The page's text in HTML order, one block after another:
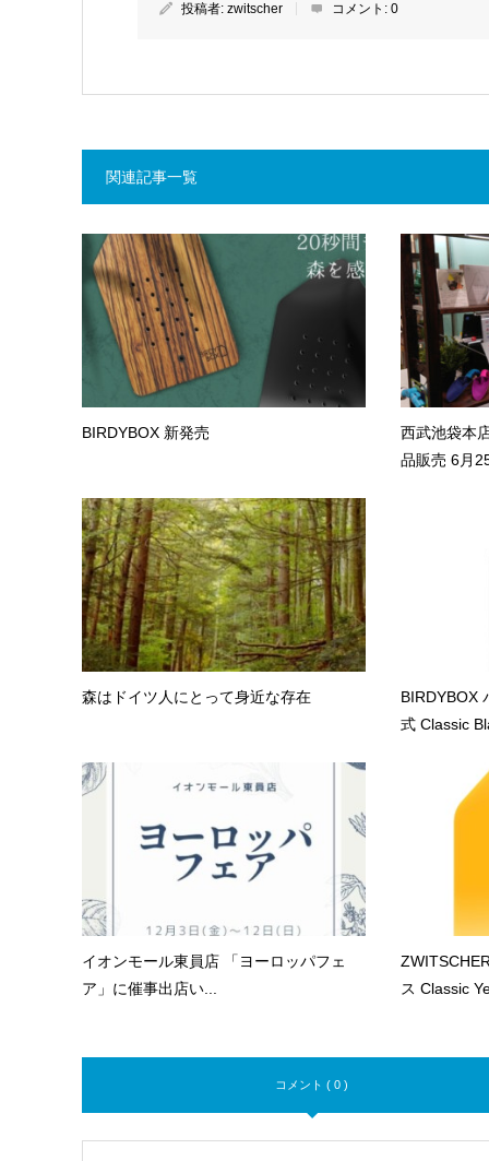
投稿者: zwitscher コメント: 0
関連記事一覧
BIRDYBOX 新発売
西武池袋本
品販売 6月
森はドイツ人にとって身近な存在
BIRDYBOX
式 Classic
イオンモール東員店 「ヨーロッパフェ
ア」に催事出店い...
ス Classic
コメント ( 0 )